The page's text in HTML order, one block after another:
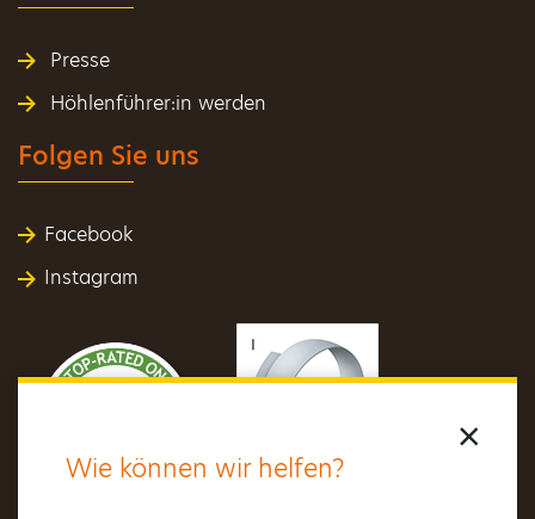
×
Wie können wir helfen?
Presse
Höhlenführer:in werden
Folgen Sie uns
Facebook
Instagram